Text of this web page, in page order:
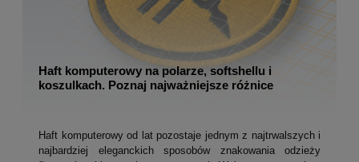
Haft komputerowy na polarze, softshellu i
koszulkach. Poznaj najważniejsze różnice
Haft komputerowy od lat pozostaje jednym z najtrwalszych i
najbardziej eleganckich sposobów znakowania odzieży